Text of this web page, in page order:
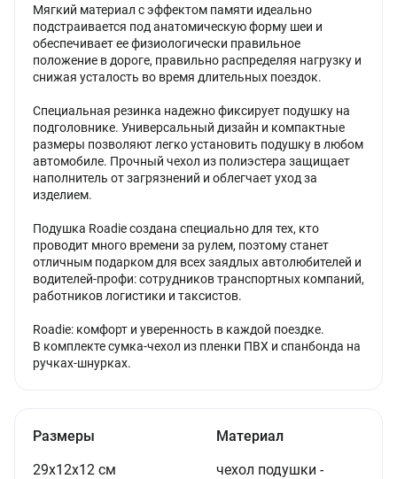
Мягкий материал с эффектом памяти идеально
подстраивается под анатомическую форму шеи и
обеспечивает ее физиологически правильное
положение в дороге, правильно распределяя нагрузку и
снижая усталость во время длительных поездок.
Специальная резинка надежно фиксирует подушку на
подголовнике. Универсальный дизайн и компактные
размеры позволяют легко установить подушку в любом
автомобиле. Прочный чехол из полиэстера защищает
наполнитель от загрязнений и облегчает уход за
изделием.
Подушка Roadie создана специально для тех, кто
проводит много времени за рулем, поэтому станет
отличным подарком для всех заядлых автолюбителей и
водителей-профи: сотрудников транспортных компаний,
работников логистики и таксистов.
Roadie: комфорт и уверенность в каждой поездке.
В комплекте сумка-чехол из пленки ПВХ и спанбонда на
ручках-шнурках.
Размеры
29х12х12 см
Материал
чехол подушки -